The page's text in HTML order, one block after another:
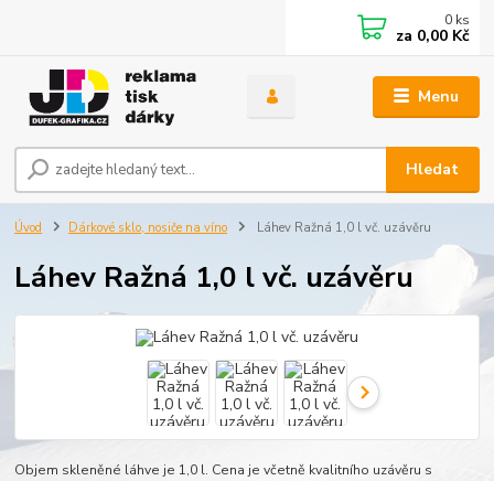
Menu
Hledat
0 ks
za 0,00 Kč
Úvod Dárkové sklo, nosiče na víno Láhev Ražná 1,0 l vč. uzávěru
Láhev Ražná 1,0 l vč. uzávěru
Objem skleněné láhve je 1,0 l. Cena je včetně kvalitního uzávěru s